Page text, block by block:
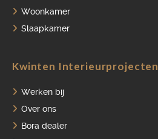
Woonkamer
Slaapkamer
Kwinten Interieurprojecten
Werken bij
Over ons
Bora dealer